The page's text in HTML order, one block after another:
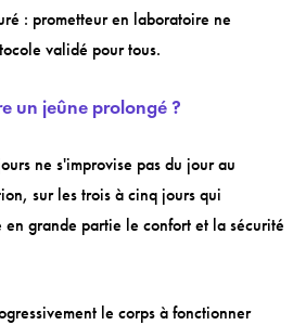
: prometteur en laboratoire ne
validé pour tous.
un jeûne prolongé ?
ne s'improvise pas du jour au
sur les trois à cinq jours qui
grande partie le confort et la sécurité
le corps à fonctionner